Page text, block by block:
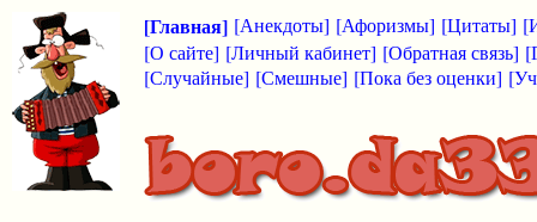
[Главная] [Анекдоты] [Афоризмы] [Цитаты]
[О сайте] [Личный кабинет] [Обратная связь]
[Случайные] [Смешные] [Пока без оценки]